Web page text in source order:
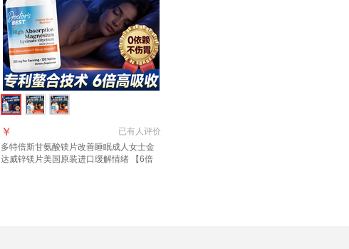
已有人评价
￥
多特倍斯甘氨酸镁片改善睡眠成人女士金
达威锌镁片美国原装进口缓解情绪 【6倍